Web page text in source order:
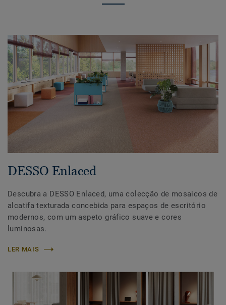
DESSO Enlaced
Descubra a DESSO Enlaced, uma colecção de mosaicos de
alcatifa texturada concebida para espaços de escritório
modernos, com um aspeto gráfico suave e cores
luminosas.
LER MAIS